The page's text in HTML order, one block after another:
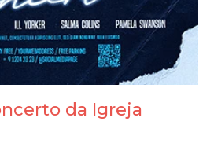
da Igreja